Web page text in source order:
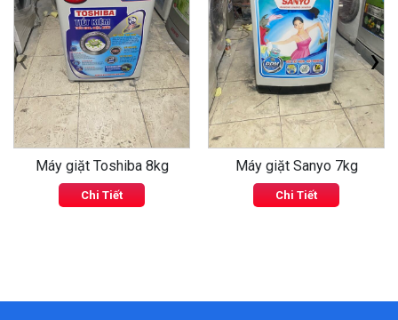
Máy giặt Toshiba 8kg
Chi Tiết
Máy giặt Sanyo 7kg
Chi Tiết
‹ ›